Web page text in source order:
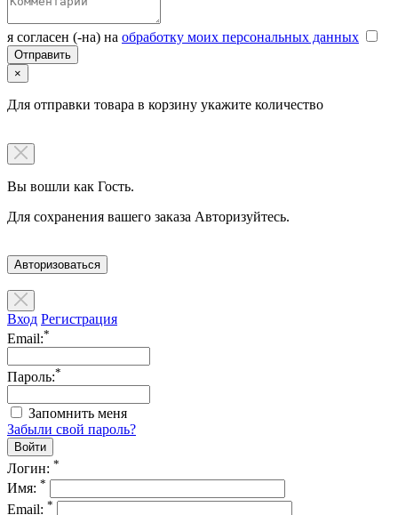
я согласен (-на) на обработку моих персональных данных
×
Для отправки товара в корзину укажите количество
Вы вошли как Гость.
Для сохранения вашего заказа Авторизуйтесь.
Авторизоваться
Вход Регистрация
Email:*
Пароль:*
Запомнить меня
Забыли свой пароль?
Логин: *
Имя: *
Email: *